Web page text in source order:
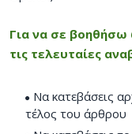
Για να σε βοηθήσω
τις τελευταίες
Να κατεβάσεις
τέλος του άρθρου